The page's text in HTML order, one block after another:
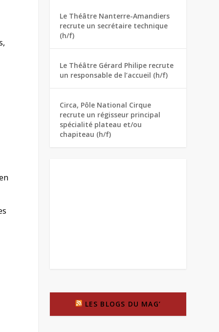
Le Théâtre Nanterre-Amandiers
recrute un secrétaire technique
(h/f)
Le Théâtre Gérard Philipe recrute
un responsable de l’accueil (h/f)
Circa, Pôle National Cirque
recrute un régisseur principal
spécialité plateau et/ou
chapiteau (h/f)
LES BLOGS DU MAG’